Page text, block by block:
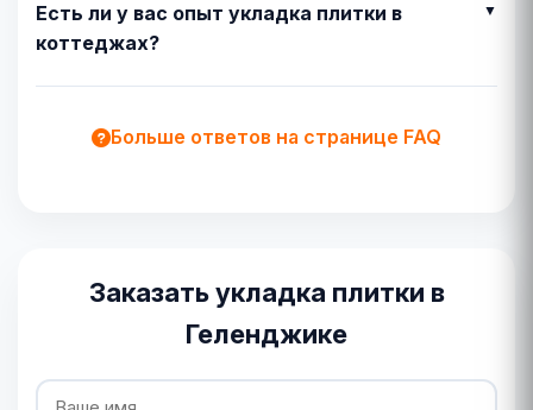
Есть ли у вас опыт укладка плитки в
коттеджах?
Больше ответов на странице FAQ
Заказать укладка плитки в
Геленджике